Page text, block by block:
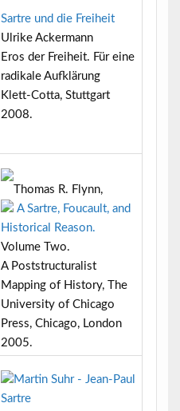
Sartre und die Freiheit
Ulrike Ackermann
Eros der Freiheit. Für eine
radikale Aufklärung
Klett-Cotta, Stuttgart
2008.
Thomas R. Flynn,
A Sartre, Foucault, and
Historical Reason.
Volume Two.
A Poststructuralist
Mapping of History, The
University of Chicago
Press, Chicago, London
2005.